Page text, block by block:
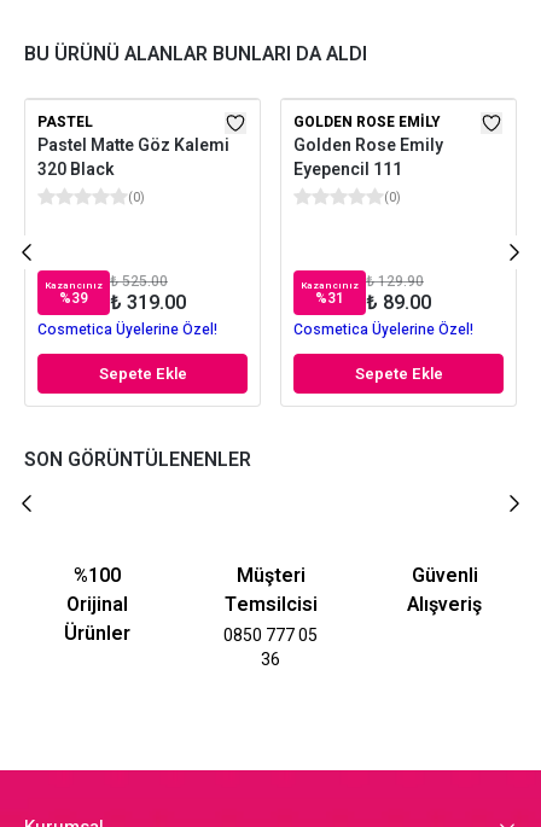
BU ÜRÜNÜ ALANLAR BUNLARI DA ALDI
PASTEL
Pastel Matte Göz Kalemi
320 Black
(0)
Kazancınız
%39
₺ 525.00
₺ 319.00
Cosmetica Üyelerine Özel!
Sepete Ekle
GOLDEN ROSE EMILY
Golden Rose Emily
Eyepencil 111
(0)
Kazancınız
%31
₺ 129.90
₺ 89.00
Cosmetica Üyelerine Özel!
Sepete Ekle
SON GÖRÜNTÜLENENLER
%100
Orijinal
Ürünler
Müşteri
Temsilcisi
0850 777 05
36
Güvenli
Alışveriş